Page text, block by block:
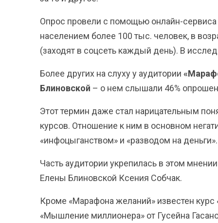
Опрос провели с помощью онлайн-сервиса
населением более 100 тыс. человек, в
(заходят в соцсеть каждый день). В
Более других на слуху у аудитории
Блиновской – о нем слышали 46%
Этот термин даже стал нарицательным
курсов. Отношение к ним в основном
«инфоцыганством» и «разводом на
Часть аудитории укрепилась в этом
Елены Блиновской Ксения Собчак.
Кроме «Марафона желаний» известен
«Мышление миллионера» от Гусейна